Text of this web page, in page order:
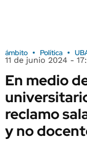
ámbito Política
11 de junio 2024 -
En medio
reclamo
y no